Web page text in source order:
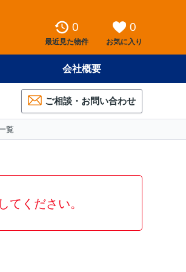
0
最近見た物件
0
お気に入り
会社概要
ご相談・お問い合わせ
覧
てください。